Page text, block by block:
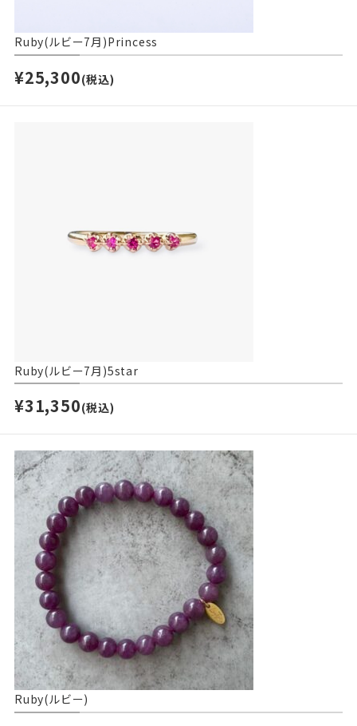
Ruby(ルビー7月)Princess
¥25,300(税込)
Ruby(ルビー7月)5star
¥31,350(税込)
Ruby(ルビー)